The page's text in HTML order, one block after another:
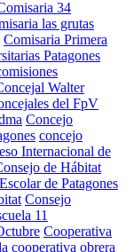
34
las grutas
Comisaria Primera
Patagones
Walter
del FpV
Concejo
concejo
Internacional de
de Hábitat
de Patagones
Consejo
11
Cooperativa
cooperativa obrera